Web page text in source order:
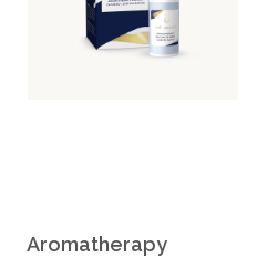
Aromatherapy